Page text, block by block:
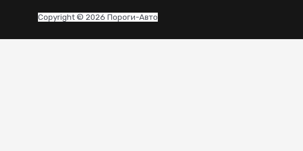
Copyright © 2026 Пороги-Авто